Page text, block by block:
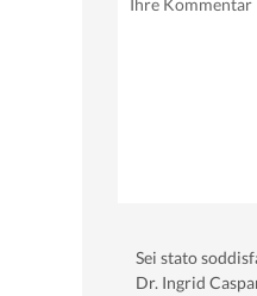
Sei stato
Dr. Ingrid